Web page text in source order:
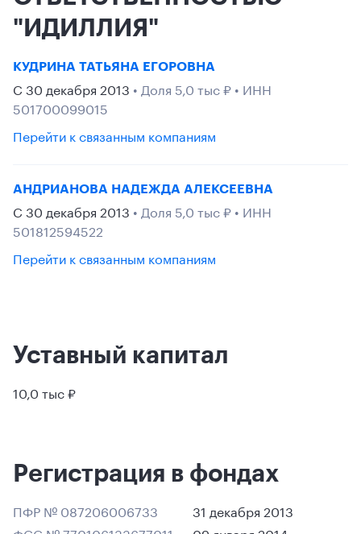
"ИДИЛЛИЯ"
КУДРИНА ТАТЬЯНА ЕГОРОВНА
С 30 декабря 2013 • Доля 5,0 тыс ₽ • ИНН
501700099015
Перейти к связанным компаниям
АНДРИАНОВА НАДЕЖДА АЛЕКСЕЕВНА
С 30 декабря 2013 • Доля 5,0 тыс ₽ • ИНН
501812594522
Перейти к связанным компаниям
Уставный капитал
10,0 тыс ₽
Регистрация в фондах
ПФР № 087206006733
31 декабря 2013